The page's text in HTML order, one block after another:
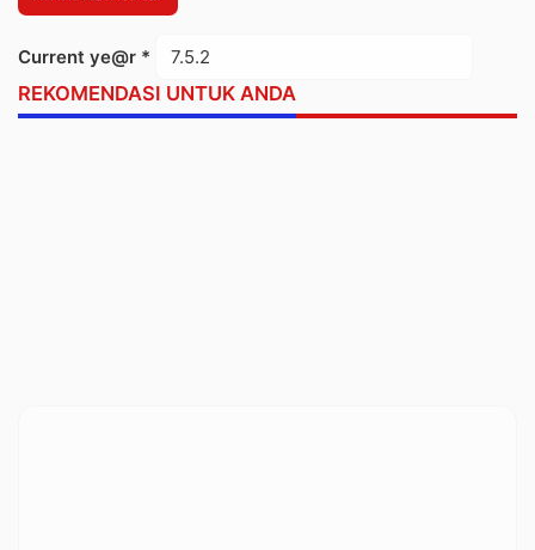
Current ye@r *
REKOMENDASI UNTUK ANDA